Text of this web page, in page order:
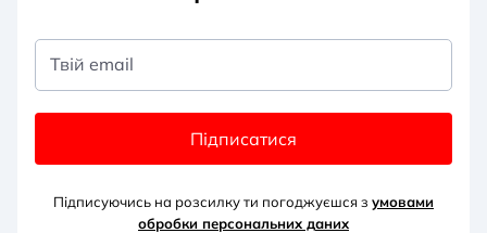
Твій email
Підписатися
Підписуючись на розсилку ти погоджуєшся з умовами
обробки персональних даних